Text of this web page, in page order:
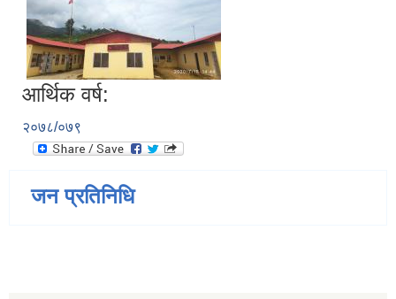
आर्थिक वर्ष:
२०७८/०७९
जन प्रतिनिधि